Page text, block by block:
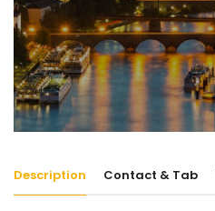
Description Contact & Tab